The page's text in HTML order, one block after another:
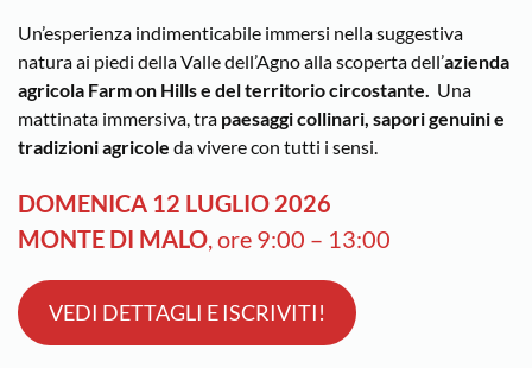
Un’esperienza indimenticabile immersi nella suggestiva
natura ai piedi della Valle dell’Agno alla scoperta dell’azienda
agricola Farm on Hills e del territorio circostante. Una
mattinata immersiva, tra paesaggi collinari, sapori genuini e
tradizioni agricole da vivere con tutti i sensi.
DOMENICA 12 LUGLIO 2026
MONTE DI MALO, ore 9:00 – 13:00
VEDI DETTAGLI E ISCRIVITI!